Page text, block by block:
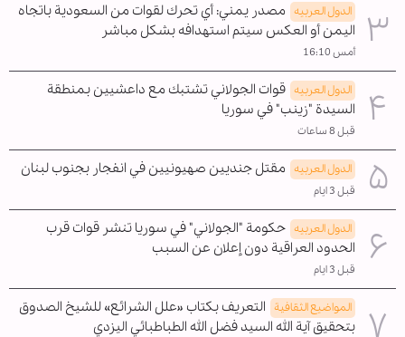
الدول العربیه مصدر يمني: أي تحرك لقوات من السعودية باتجاه
اليمن أو العكس سيتم استهدافه بشكل مباشر
أمس 16:10
الدول العربیه قوات الجولاني تشتبك مع داعشيين بمنطقة
السيدة "زينب" في سوريا
قبل 8 ساعات
الدول العربیه مقتل جنديين صهيونيين في انفجار بجنوب لبنان
قبل 3 ايام
الدول العربیه حكومة "الجولاني" في سوريا تنشر قوات قرب
الحدود العراقية دون إعلان عن السبب
قبل 3 ايام
المواضیع الثقافية التعريف بكتاب «علل الشرائع» للشيخ الصدوق
بتحقيق آية الله السيد فضل الله الطباطبائي اليزدي